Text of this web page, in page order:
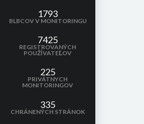
1793
BLBCOV V MONITORINGU
7425
REGISTROVANÝCH
POUŽÍVATEĽOV
225
PRIVÁTNYCH
MONITORINGOV
335
CHRÁNENÝCH STRÁNOK